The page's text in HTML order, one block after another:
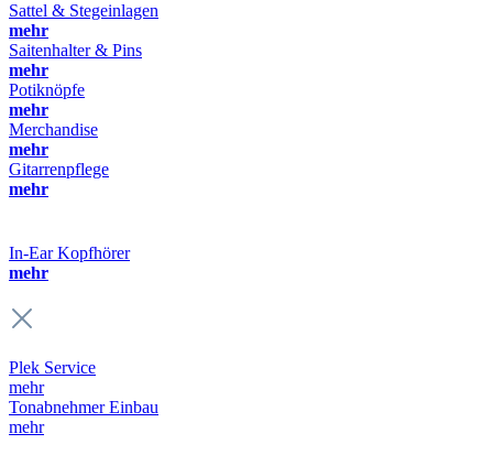
Sattel & Stegeinlagen
mehr
Saitenhalter & Pins
mehr
Potiknöpfe
mehr
Merchandise
mehr
Gitarrenpflege
mehr
In-Ear Kopfhörer
mehr
Plek Service
mehr
Tonabnehmer Einbau
mehr